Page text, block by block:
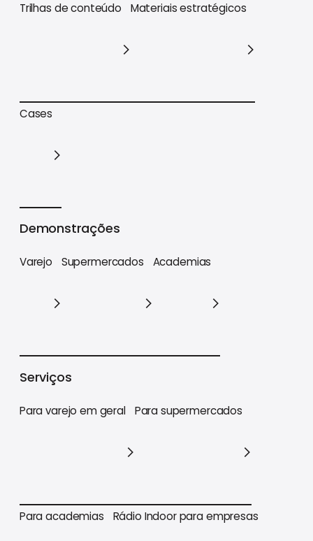
Trilhas de conteúdo
Trilhas de conteúdo
Materiais estratégicos
Cases
Demonstrações
Varejo Supermercados Academias
Serviços
Para varejo em geral
Para varejo em geral
Para supermercados
Para supermercados
Para academias Rádio Indoor para empresas